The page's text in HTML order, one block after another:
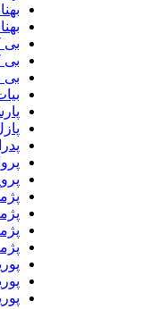
بهنام
بهنام
بی کلام
بی کلام
بی من
بیات
پارسا
پازل باند
پدرام
پرواز
پرویز
پژمان
پژمان
پژمان
پژمان
پوریا
پوریا
پوریا